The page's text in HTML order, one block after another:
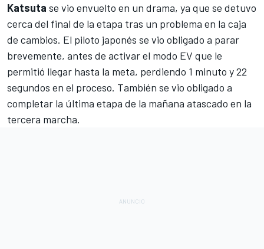
Katsuta se vio envuelto en un drama, ya que se detuvo
cerca del final de la etapa tras un problema en la caja
de cambios. El piloto japonés se vio obligado a parar
brevemente, antes de activar el modo EV que le
permitió llegar hasta la meta, perdiendo 1 minuto y 22
segundos en el proceso. También se vio obligado a
completar la última etapa de la mañana atascado en la
tercera marcha.